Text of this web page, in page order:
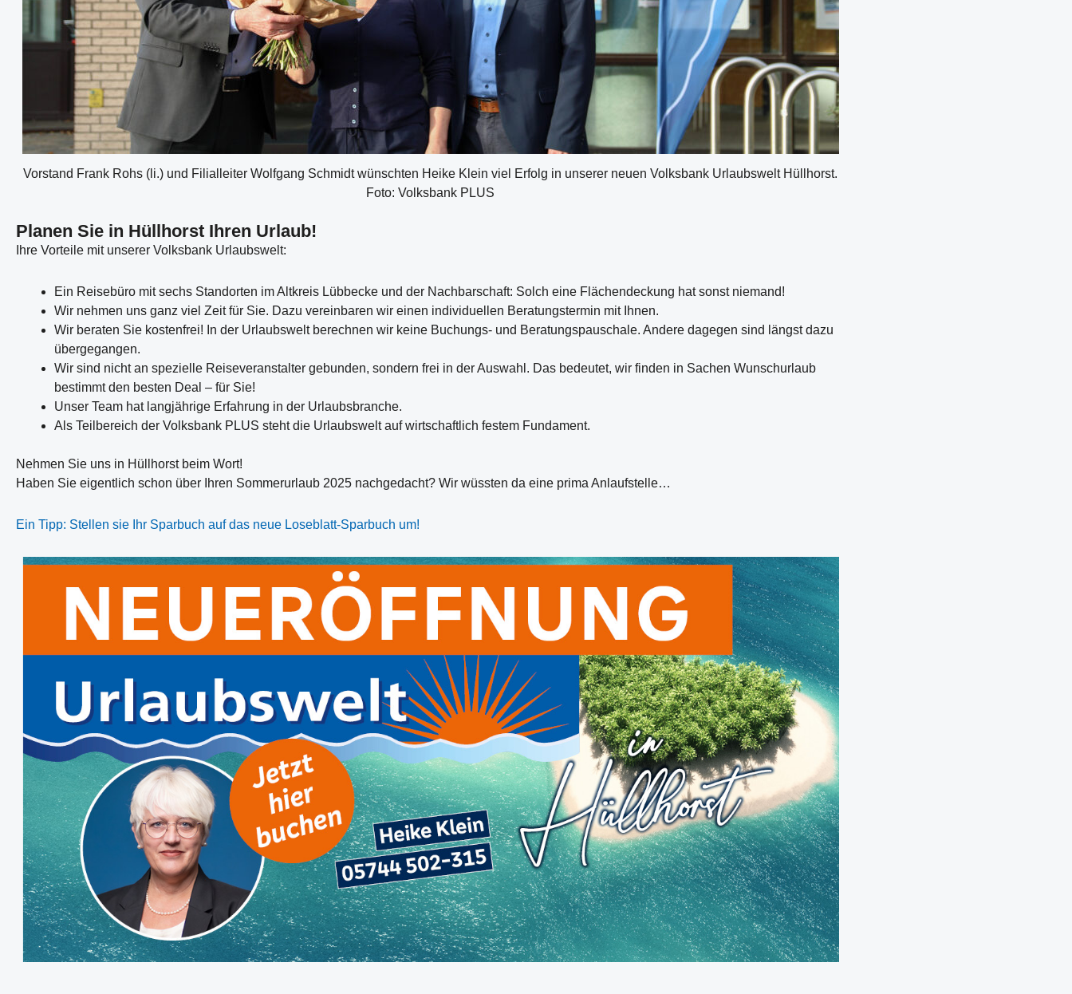
Vorstand Frank Rohs (li.) und Filialleiter Wolfgang Schmidt wünschten Heike Klein viel Erfolg in unserer neuen Volksbank Urlaubswelt Hüllhorst.
Foto: Volksbank PLUS
Planen Sie in Hüllhorst Ihren Urlaub!
Ihre Vorteile mit unserer Volksbank Urlaubswelt:
Ein Reisebüro mit sechs Standorten im Altkreis Lübbecke und der Nachbarschaft: Solch eine Flächendeckung hat sonst niemand!
Wir nehmen uns ganz viel Zeit für Sie. Dazu vereinbaren wir einen individuellen Beratungstermin mit Ihnen.
Wir beraten Sie kostenfrei! In der Urlaubswelt berechnen wir keine Buchungs- und Beratungspauschale. Andere dagegen sind längst dazu
übergegangen.
Wir sind nicht an spezielle Reiseveranstalter gebunden, sondern frei in der Auswahl. Das bedeutet, wir finden in Sachen Wunschurlaub
bestimmt den besten Deal – für Sie!
Unser Team hat langjährige Erfahrung in der Urlaubsbranche.
Als Teilbereich der Volksbank PLUS steht die Urlaubswelt auf wirtschaftlich festem Fundament.
Nehmen Sie uns in Hüllhorst beim Wort!
Haben Sie eigentlich schon über Ihren Sommerurlaub 2025 nachgedacht? Wir wüssten da eine prima Anlaufstelle…
Ein Tipp: Stellen sie Ihr Sparbuch auf das neue Loseblatt-Sparbuch um!